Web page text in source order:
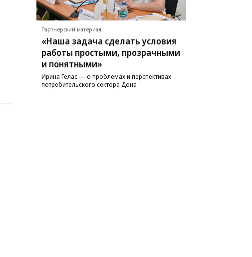
Партнерский материал
«Наша задача сделать условия
работы простыми, прозрачными
и понятными»
Ирина Гелас — о проблемах и перспективах
потребительского сектора Дона